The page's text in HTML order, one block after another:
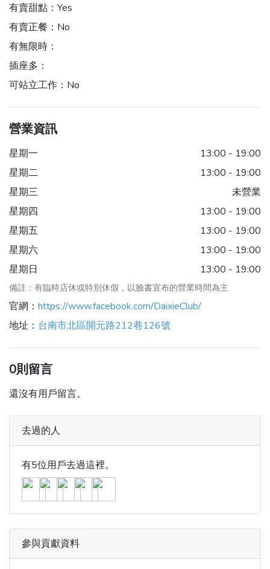
有賣甜點： Yes
有賣正餐： No
有無限時：
插座多：
可站立工作： No
營業資訊
星期一
13:00 - 19:00
星期二
13:00 - 19:00
星期三
未營業
星期四
13:00 - 19:00
星期五
13:00 - 19:00
星期六
13:00 - 19:00
星期日
13:00 - 19:00
備註：有臨時店休或特別休假，以臉書宣布的營業時間為主
官網： https://www.facebook.com/DaixieClub/
地址： 台南市北區開元路212巷126號
0則留言
還沒有用戶留言。
去過的人
有5位用戶去過這裡。
參與貢獻資料